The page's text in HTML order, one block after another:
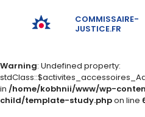
COMMISSAIRE-
JUSTICE.FR
Warning: Undefined property:
in /home/kobhnii/www/wp-
child/template-study.phpon line